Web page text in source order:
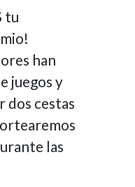
tu
han
juegos y
dos cestas
las